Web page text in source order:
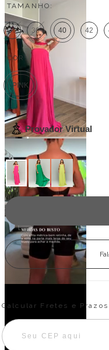
TAMANHO:
36 38 40 42
COR:
PINK
Provador Virtual
Veja outras opções
Entregas para o CEP:
Calcular Fretes e Prazos